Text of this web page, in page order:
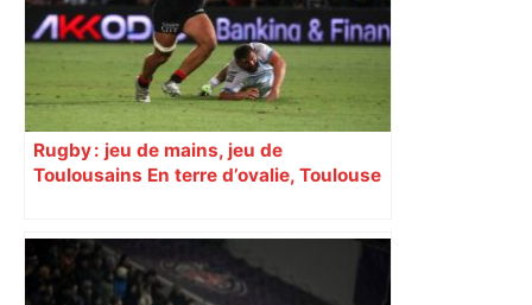
Rugby : jeu de mains, jeu de
Toulousains En terre d’ovalie, Toulouse
revendiquant surtout son art du jeu en
mouvement, vif et spectaculaire.
Décryptage. Série (4 / 10)